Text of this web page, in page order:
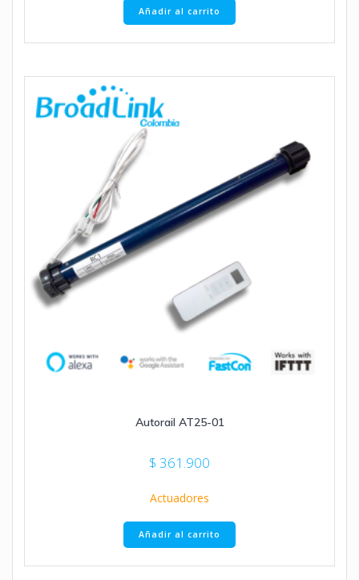
Añadir al carrito
Autorail AT25-01
$ 361.900
Actuadores
Añadir al carrito